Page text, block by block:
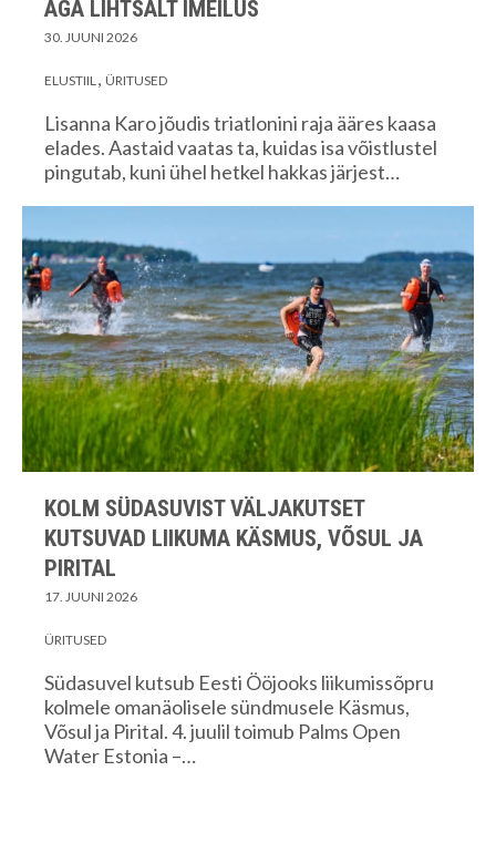
AGA LIHTSALT IMEILUS
30. JUUNI 2026
ELUSTIIL ÜRITUSED
Lisanna Karo jõudis triatlonini raja ääres kaasa
elades. Aastaid vaatas ta, kuidas isa võistlustel
pingutab, kuni ühel hetkel hakkas järjest…
KOLM SÜDASUVIST VÄLJAKUTSET
KUTSUVAD LIIKUMA KÄSMUS, VÕSUL JA
PIRITAL
17. JUUNI 2026
ÜRITUSED
Südasuvel kutsub Eesti Ööjooks liikumissõpru
kolmele omanäolisele sündmusele Käsmus,
Võsul ja Pirital. 4. juulil toimub Palms Open
Water Estonia –…